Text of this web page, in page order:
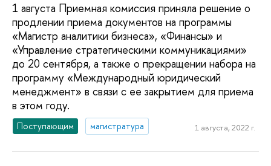
1 августа Приемная комиссия приняла решение о
продлении приема документов на программы
«Магистр аналитики бизнеса», «Финансы» и
«Управление стратегическими коммуникациями»
до 20 сентября, а также о прекращении набора на
программу «Международный юридический
менеджмент» в связи с ее закрытием для приема
в этом году.
Поступающим магистратура 1 августа, 2022 г.